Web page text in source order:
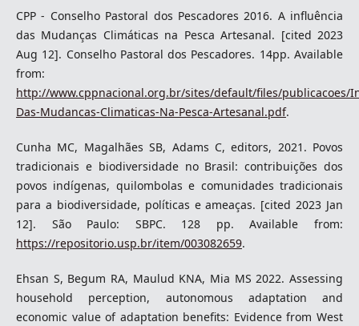
CPP - Conselho Pastoral dos Pescadores 2016. A influência
das Mudanças Climáticas na Pesca Artesanal. [cited 2023
Aug 12]. Conselho Pastoral dos Pescadores. 14pp. Available
from:
http://www.cppnacional.org.br/sites/default/files/publicacoes/
Das-Mudancas-Climaticas-Na-Pesca-Artesanal.pdf.
Cunha MC, Magalhães SB, Adams C, editors, 2021. Povos
tradicionais e biodiversidade no Brasil: contribuições dos
povos indígenas, quilombolas e comunidades tradicionais
para a biodiversidade, políticas e ameaças. [cited 2023 Jan
12]. São Paulo: SBPC. 128 pp. Available from:
https://repositorio.usp.br/item/003082659.
Ehsan S, Begum RA, Maulud KNA, Mia MS 2022. Assessing
household perception, autonomous adaptation and
economic value of adaptation benefits: Evidence from West